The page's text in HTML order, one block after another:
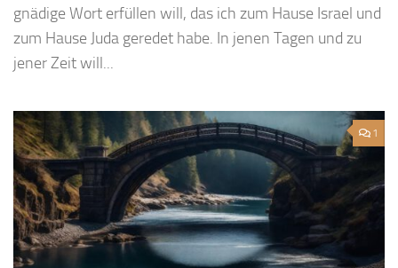
gnädige Wort erfüllen will, das ich zum Hause Israel und
zum Hause Juda geredet habe. In jenen Tagen und zu
jener Zeit will...
1